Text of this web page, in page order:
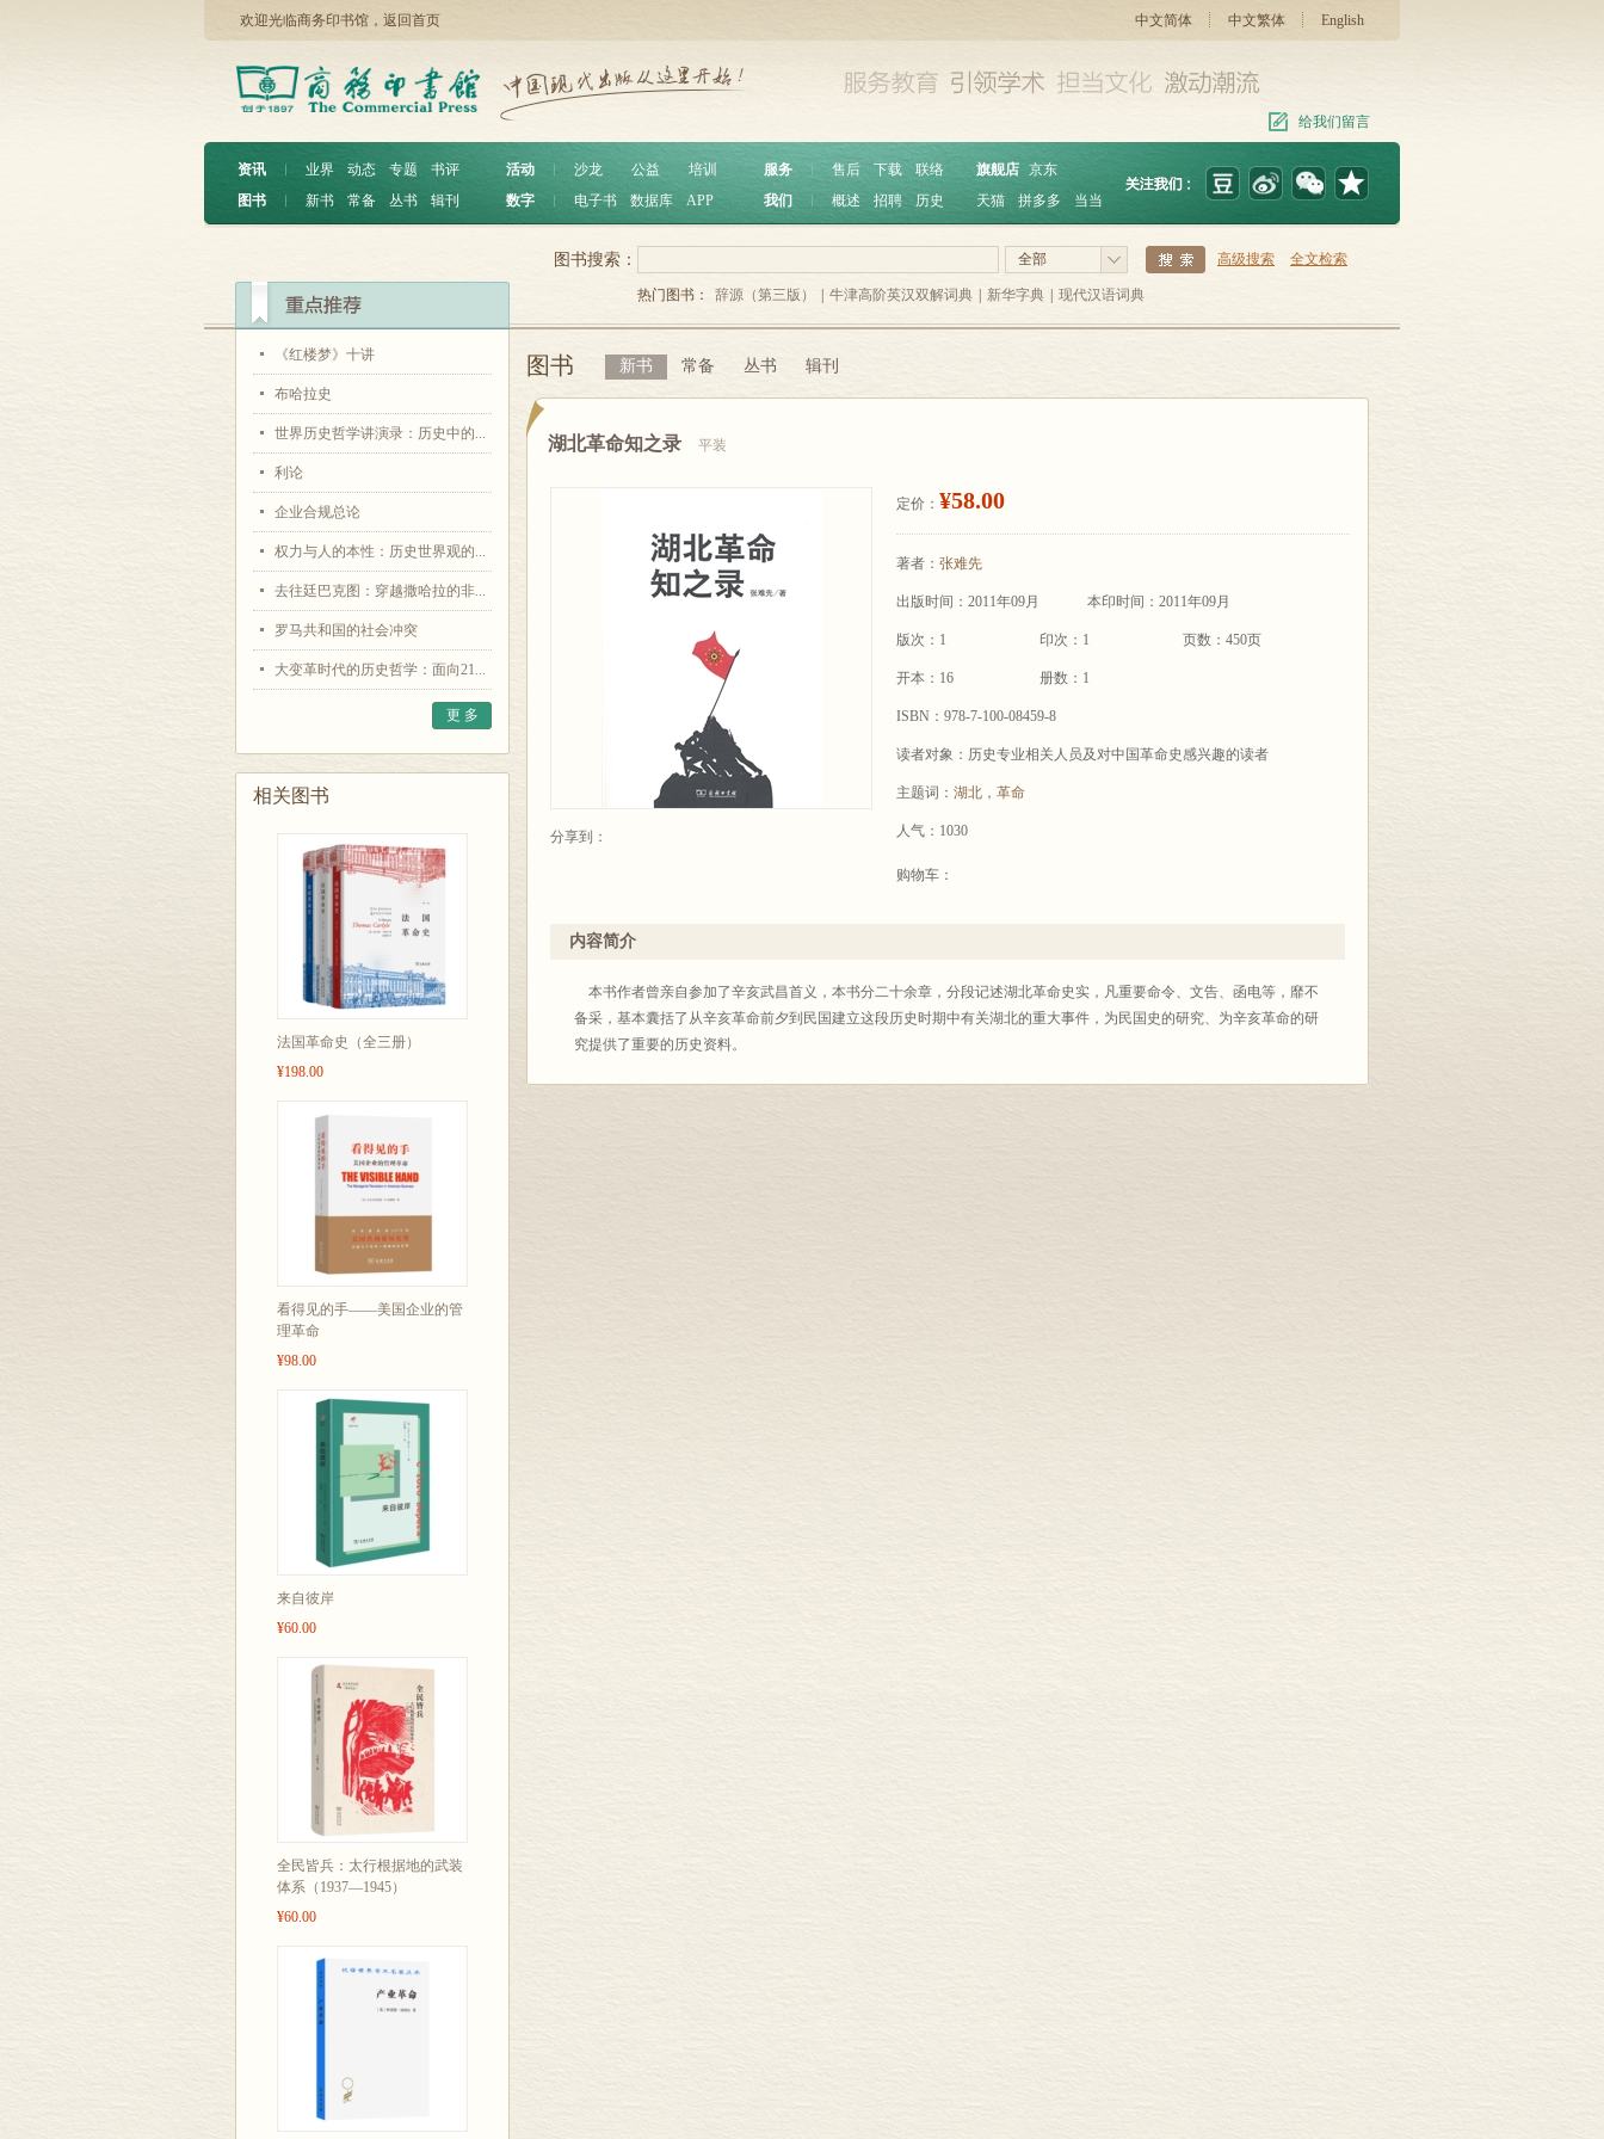
欢迎光临商务印书馆， 返回首页 中文简体 中文繁体 English
给我们留言
资讯 ︱ 业界 动态 专题
书评
图书
︱ 新书 常备 丛书 辑刊
活动 沙龙 公益
培训
数字
电子书 数据库 APP
服务 ︱ 售后 下载
联络
我们
概述 招聘 历史
旗舰店 京东
天猫
拼多多 当当
《红楼梦》十讲
布哈拉史
世界历史哲学讲演录：历史中的...
利论
企业合规总论
权力与人的本性：历史世界观的...
去往廷巴克图：穿越撒哈拉的非...
罗马共和国的社会冲突
大变革时代的历史哲学：面向21...
更 多
相关图书
法国革命史（全三册）
¥198.00
看得见的手——美国企业的管
理革命
¥98.00
来自彼岸
¥60.00
全民皆兵：太行根据地的武装
体系（1937—1945）
¥60.00
全部 高级搜索 全文检索
图书搜索：
热门图书： 辞源（第三版） 牛津高阶英汉双解词典 新华字典 现代汉语词典
图书 新书 常备 丛书 辑刊
湖北革命知之录 平装
分享到：
定价： ¥58.00
著者： 张难先
出版时间：2011年09月 本印时间：2011年09月
版次：1 印次：1 页数：450页
开本：16 册数：1
ISBN：978-7-100-08459-8
读者对象：历史专业相关人员及对中国革命史感兴趣的读者
主题词： 湖北 ， 革命
人气：1030
购物车：
内容简介
本书作者曾亲自参加了辛亥武昌首义，本书分二十余章，分段记述湖北革命史实，凡重要命令、文告、函电等，靡不
备采，基本囊括了从辛亥革命前夕到民国建立这段历史时期中有关湖北的重大事件，为民国史的研究、为辛亥革命的研
究提供了重要的历史资料。